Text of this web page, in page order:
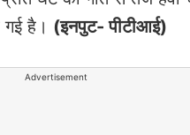
गई है। (इनपुट- पीटीआई)
Advertisement